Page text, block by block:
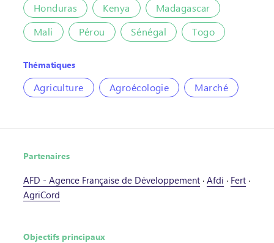
Honduras
Kenya
Madagascar
Mali
Pérou Sénégal Togo
Thématiques
Agriculture Agroécologie Marché
Partenaires
AFD - Agence Française de Développement· Afdi · Fert·
AgriCord
Objectifs principaux